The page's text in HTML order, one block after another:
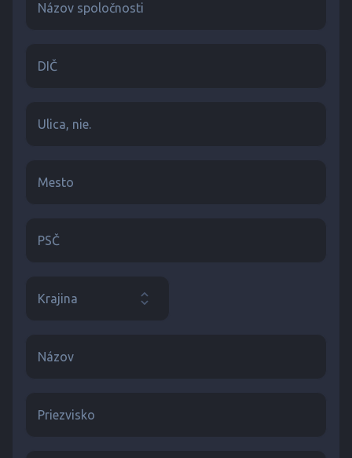
Názov spoločnosti
DIČ
Ulica, nie.
Mesto
PSČ
Vyberte...
Krajina
Názov
Priezvisko